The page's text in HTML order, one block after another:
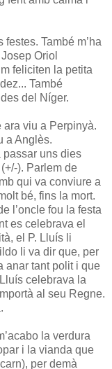
També m’ha
Oriol
feliciten la petita
També
del Níger.
ara viu a Perpinyà.
a Anglès.
passar uns dies
). Parlem de
qui va conviure a
bé, fins la mort.
l’oncle fou la festa
es celebrava el
el P. Lluís li
li va dir que, per
anar tant polit i que
celebrava la
al seu Regne.
la verdura
i la vianda que
per demà